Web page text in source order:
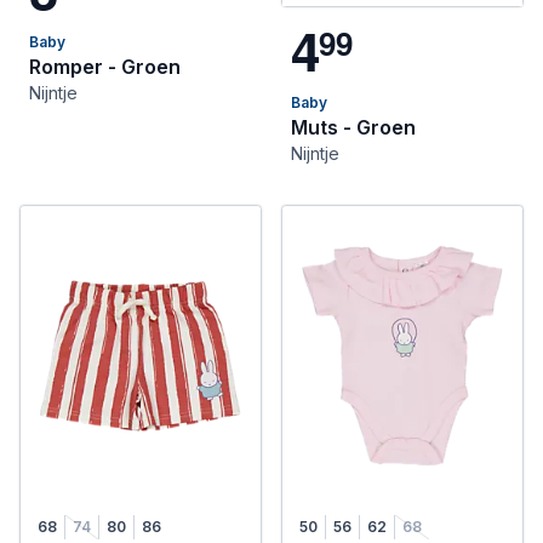
Baby
Romper - Groen
Nijntje
499
Baby
Muts - Groen
Nijntje
68 74 80 86 50 56 62 68